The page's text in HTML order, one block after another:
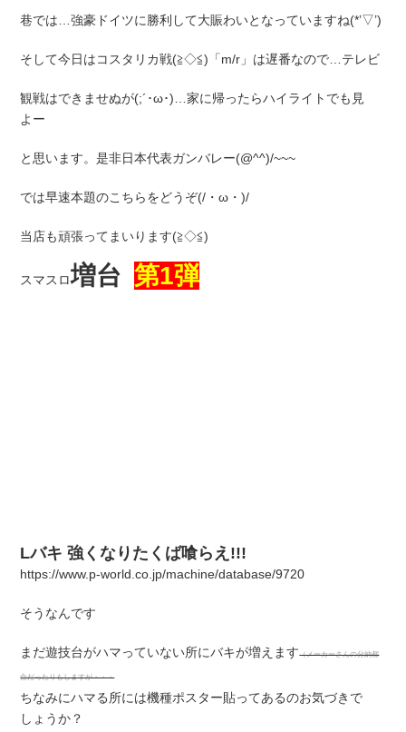
巷では…強豪ドイツに勝利して大賑わいとなっていますね(*’▽’)
そして今日はコスタリカ戦(≧◇≦)「m/r」は遅番なので…テレビ
観戦はできませぬが(;´･ω･)…家に帰ったらハイライトでも見
よー
と思います。是非日本代表ガンバレー(@^^)/~~~
では早速本題のこちらをどうぞ(/・ω・)/
当店も頑張ってまいります(≧◇≦)
スマスロ増台 第1弾
Lバキ 強くなりたくば喰らえ!!!
https://www.p-world.co.jp/machine/database/9720
そうなんです
まだ遊技台がハマっていない所にバキが増えます（メーカーさんの分納都
合だったりもしますが・・・
ちなみにハマる所には機種ポスター貼ってあるのお気づきで
しょうか？